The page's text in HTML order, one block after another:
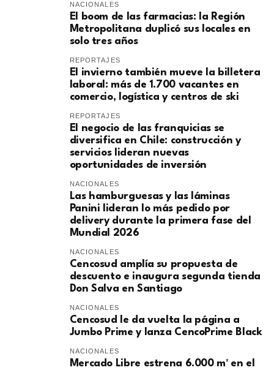
NACIONALES
El boom de las farmacias: la Región
Metropolitana duplicó sus locales en
solo tres años
REPORTAJES
El invierno también mueve la billetera
laboral: más de 1.700 vacantes en
comercio, logística y centros de ski
REPORTAJES
El negocio de las franquicias se
diversifica en Chile: construcción y
servicios lideran nuevas
oportunidades de inversión
NACIONALES
Las hamburguesas y las láminas
Panini lideran lo más pedido por
delivery durante la primera fase del
Mundial 2026
NACIONALES
Cencosud amplía su propuesta de
descuento e inaugura segunda tienda
Don Salva en Santiago
NACIONALES
Cencosud le da vuelta la página a
Jumbo Prime y lanza CencoPrime Black
NACIONALES
Mercado Libre estrena 6.000 m² en el